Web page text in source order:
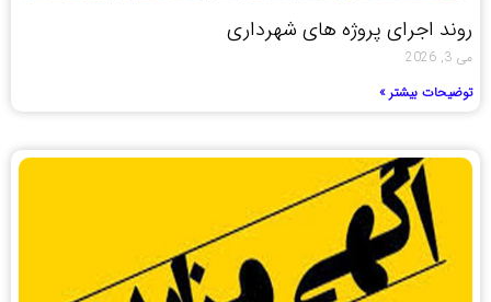
روند اجرای پروژه های شهرداری
می 3, 2026
توضیحات بیشتر »